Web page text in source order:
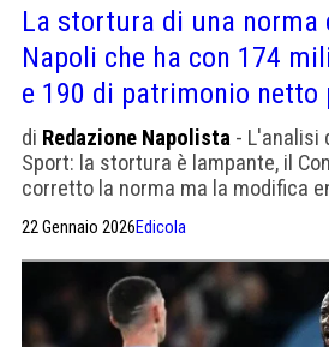
La stortura di una norma
Napoli che ha con 174
e 190 di patrimonio netto
di Redazione Napolista - L'analisi
Sport: la stortura è lampante, il
corretto la norma ma la modifica
22 Gennaio 2026Edicola